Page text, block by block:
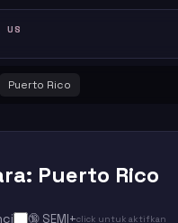
US
Puerto Rico
Puerto Rico
🔞 SEMI+click untuk aktifkan